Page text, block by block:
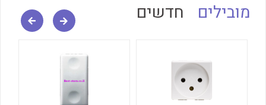
לכל מוצרי היצרן לכל מוצרי היצרן
מובילים חדשים